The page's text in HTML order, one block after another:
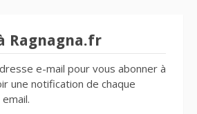
Ragnagna.fr
e-mail pour vous abonner à
une notification de chaque